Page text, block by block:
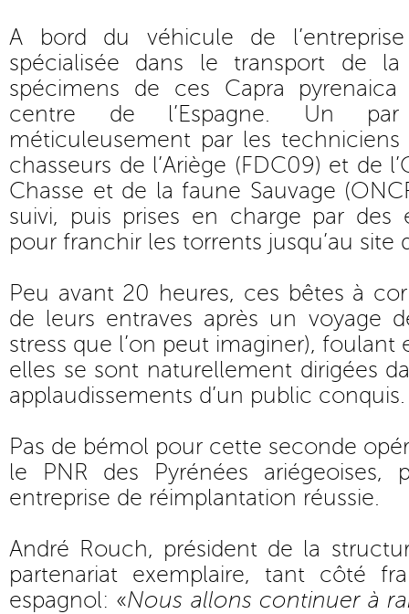
A bord du véhicule de
spécialisée dans le transport de la
spécimens de ces Capra
centre de l’Espagne. Un par
méticuleusement par les
chasseurs de l’Ariège (FDC09) et de
Chasse et de la faune Sauvage
suivi, puis prises en charge par des
pour franchir les torrents jusqu’au site
Peu avant 20 heures, ces bêtes à
de leurs entraves après un voyage
stress que l’on peut imaginer), foulant
elles se sont naturellement dirigées
applaudissements d’un public conquis.
Pas de bémol pour cette seconde
le PNR des Pyrénées ariégeoises,
entreprise de réimplantation réussie.
André Rouch, président de la
partenariat exemplaire, tant côté
espagnol: «Nous allons continuer à